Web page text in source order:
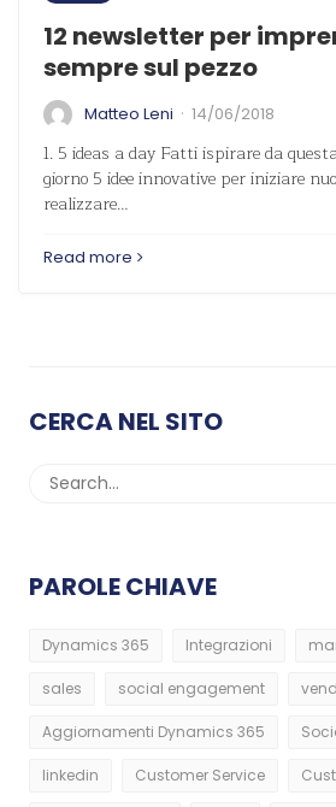
12 newsletter per
sempre sul pezzo
Matteo Leni · 14/06/2018
1. 5 ideas a day Fatti ispirare da
giorno 5 idee innovative per iniziare
realizzare…
Read more
CERCA NEL SITO
PAROLE CHIAVE
Dynamics 365 Integrazioni
sales social engagement
Aggiornamenti Dynamics 365
linkedin Customer Service